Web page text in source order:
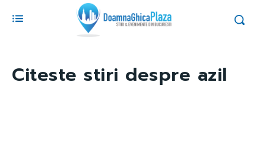
Citeste stiri despre azil